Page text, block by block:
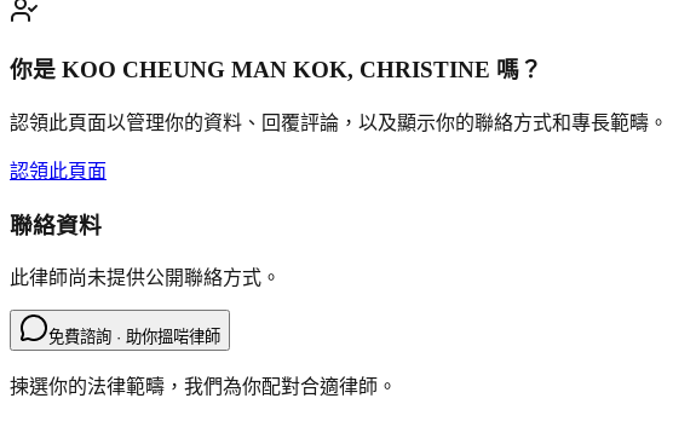
你是 KOO CHEUNG MAN KOK, CHRISTINE 嗎？
認領此頁面以管理你的資料、回覆評論，以及顯示你的聯絡方式和專長範疇。
認領此頁面
聯絡資料
此律師尚未提供公開聯絡方式。
免費諮詢 · 助你搵啱律師
揀選你的法律範疇，我們為你配對合適律師。